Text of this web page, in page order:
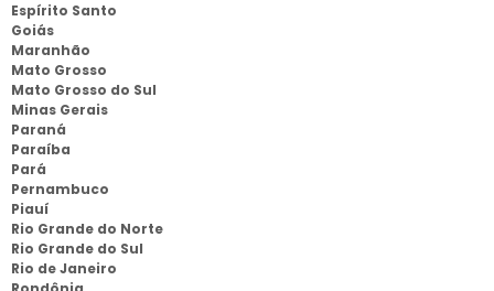
Espírito Santo
Goiás
Maranhão
Mato Grosso
Mato Grosso do Sul
Minas Gerais
Paraná
Paraíba
Pará
Pernambuco
Piauí
Rio Grande do Norte
Rio Grande do Sul
Rio de Janeiro